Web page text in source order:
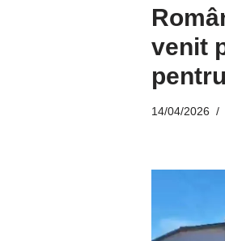
venit
14/04/2026